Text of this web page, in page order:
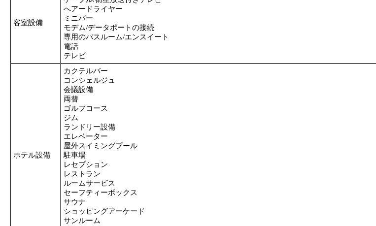
客室設備
へアードライヤー
ミニバー
モデム/データポートの接続
専用のバスルーム/エンスイート
電話
テレビ
ホテル設備
カクテルバー
コンシェルジュ
会議設備
両替
ゴルフコース
ジム
ランドリー設備
エレベーター
屋外スイミングプール
駐車場
レセプション
レストラン
ルームサービス
セーフティーボックス
サウナ
ショッピングアーケード
サンルーム